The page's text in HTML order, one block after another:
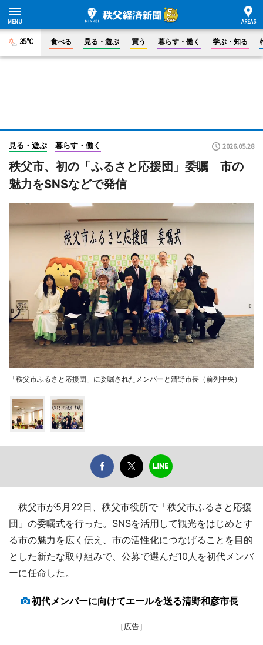
35°C 食べる 見る・遊ぶ 買う 暮らす・働く 学ぶ・知る
見る・遊ぶ 暮らす・働く 2026.05.28
秩父市、初の「ふるさと応援団」委嘱 市の
魅力をSNSなどで発信
「秩父市ふるさと応援団」に委嘱されたメンバーと清野市長（前列中央）
秩父市が5月22日、秩父市役所で「秩父市ふるさと応援
団」の委嘱式を行った。SNSを活用して観光をはじめとす
る市の魅力を広く伝え、市の活性化につなげることを目的
とした新たな取り組みで、公募で選んだ10人を初代メンバ
ーに任命した。
初代メンバーに向けてエールを送る清野和彦市長
［広告］